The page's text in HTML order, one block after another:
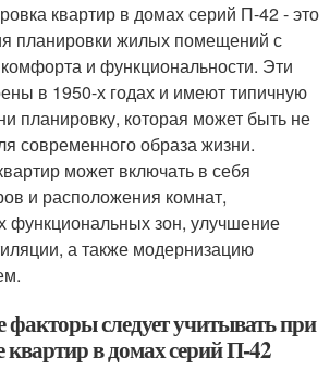
квартир в домах серий П-42 - это
планировки жилых помещений с
и функциональности. Эти
в 1950-х годах и имеют типичную
планировку, которая может быть не
современного образа жизни.
может включать в себя
и расположения комнат,
функциональных зон, улучшение
а также модернизацию
следует учитывать при
квартир в домах серий П-42